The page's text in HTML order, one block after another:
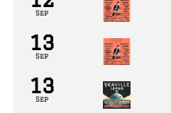
Sep
13
Sep
13
Sep